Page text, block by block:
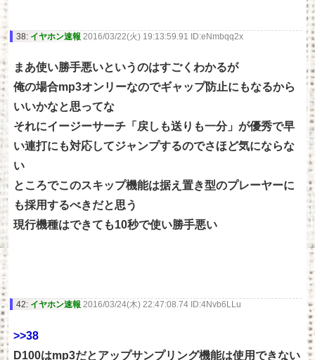
38: イヤホン速報 2016/03/22(火) 19:13:59.91 ID:eNmbqq2x
まあ使い勝手悪いというのはすごくわかるが
俺の場合mp3オンリーなのでギャップ防止にもなるから
いいかなと思ってな
それにイージーサーチ「戻しも送りも一分」が優秀で早
い連打にも対応してジャンプするのでさほど気にならな
い
ところでこのスキップ機能は据え置き型のプレーヤーに
も採用するべきだと思う
現行機種はできても10秒で使い勝手悪い
42: イヤホン速報 2016/03/24(木) 22:47:08.74 ID:4Nvb6LLu
>>38
D100はmp3だとアップサンプリング機能は使用できない